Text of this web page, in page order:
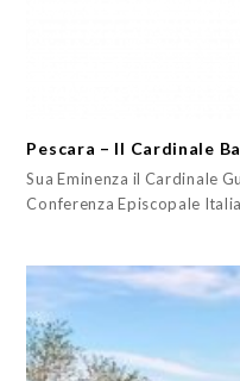
Pescara – Il Cardinale
Sua Eminenza il Cardinale
Conferenza Episcopale